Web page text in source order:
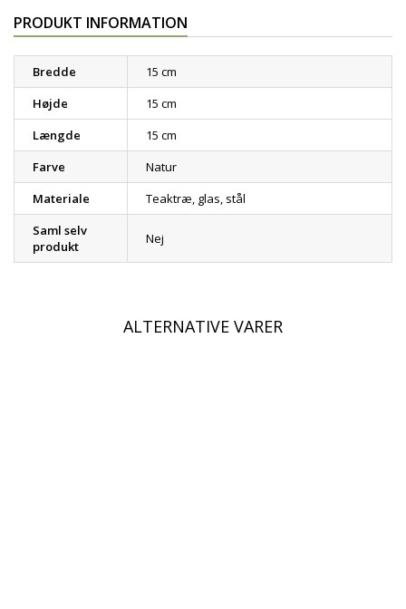
PRODUKT INFORMATION
Bredde
15 cm
Højde
15 cm
Længde
15 cm
Farve
Natur
Materiale
Teaktræ, glas, stål
Saml selv
produkt
Nej
ALTERNATIVE VARER